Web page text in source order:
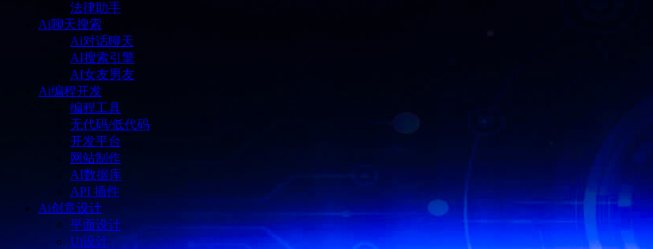
法律助手
Ai聊天搜索
Ai对话聊天
AI搜索引擎
AI女友男友
Ai编程开发
编程工具
无代码/低代码
开发平台
网站制作
AI数据库
API 插件
Ai创意设计
平面设计
Ui设计